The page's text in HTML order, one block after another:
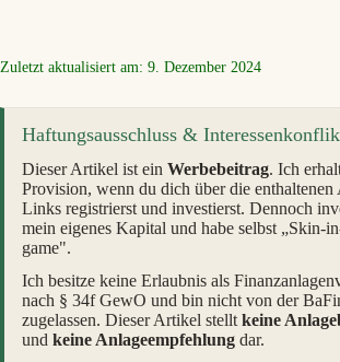
Zuletzt aktualisiert am: 9. Dezember 2024
Haftungsausschluss &
Dieser Artikel ist ein Werbebeitrag. Ich
Provision, wenn du dich über die
Links registrierst und investierst. Dennoch
mein eigenes Kapital und habe selbst „Skin-
game".
Ich besitze keine Erlaubnis als
nach § 34f GewO und bin nicht von der
zugelassen. Dieser Artikel stellt keine
und keine Anlageempfehlung dar.